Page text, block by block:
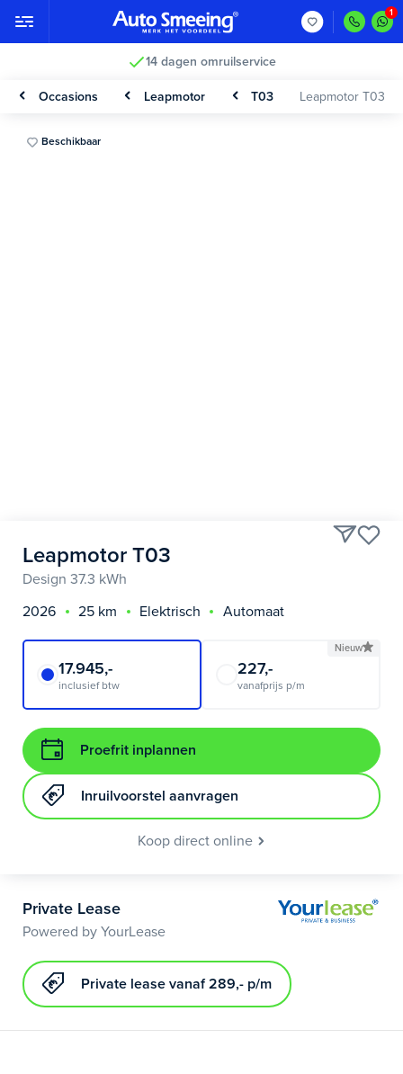
Vakkundig gecontroleerd >
Occasions Leapmotor T03 Leapmotor T03
Beschikbaar
Leapmotor T03
Design 37.3 kWh
2026
25 km Elektrisch Automaat
17.945,-
inclusief btw
Nieuw
227,-
vanafprijs p/m
Proefrit inplannen
Inruilvoorstel aanvragen
Koop direct online
Private Lease
Powered by YourLease
Private lease vanaf 289,- p/m